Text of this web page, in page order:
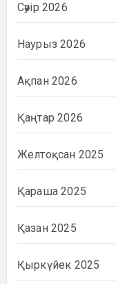
Сәуір 2026
Наурыз 2026
Ақпан 2026
Қаңтар 2026
Желтоқсан 2025
Қараша 2025
Қазан 2025
Қыркүйек 2025